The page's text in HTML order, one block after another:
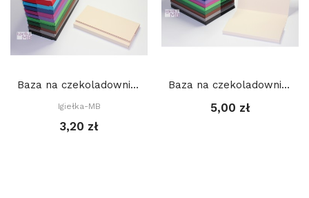
Baza na czekoladownik mały 9,5 x 19 cm
Igiełka-MB
3,20 zł
Baza na czekoladownik MERCI 20 x 16 x 1,3 cm
5,00 zł